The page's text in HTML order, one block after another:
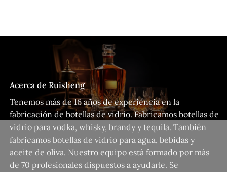
Acerca de Ruisheng
Tenemos más de 16 años de experiencia en la
fabricación de botellas de vidrio. Fabricamos botellas de
vidrio para vodka, whisky, brandy y tequila. También
fabricamos botellas de vidrio para agua, bebidas y
aceite de oliva. Nuestro equipo está formado por más
de 70 profesionales dispuestos a ayudarle. Se